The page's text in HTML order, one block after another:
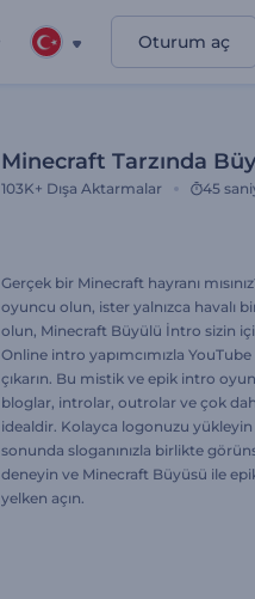
Oturum aç
Minecraft Tarzında
103K+ Dışa Aktarmalar 45
Gerçek bir Minecraft hayranı
oyuncu olun, ister yalnızca havalı
olun, Minecraft Büyülü İntro sizin
Online intro yapımcımızla YouTube
çıkarın. Bu mistik ve epik intro
bloglar, introlar, outrolar ve çok
idealdir. Kolayca logonuzu
sonunda sloganınızla birlikte
deneyin ve Minecraft Büyüsü ile
yelken açın.